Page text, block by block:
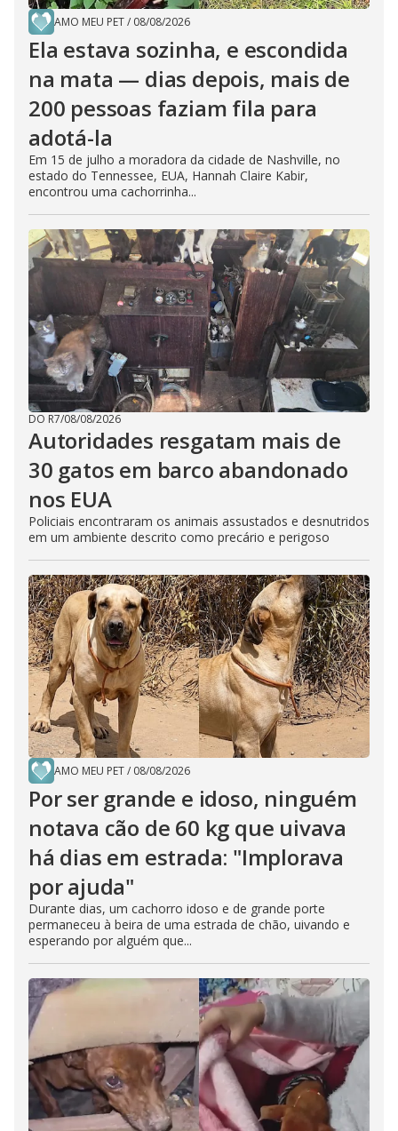
AMO MEU PET/ 08/08/2026
Ela estava sozinha, e escondida
na mata — dias depois, mais de
200 pessoas faziam fila para
adotá-la
Em 15 de julho a moradora da cidade de Nashville, no
estado do Tennessee, EUA, Hannah Claire Kabir,
encontrou uma cachorrinha...
DO R7/08/08/2026
Autoridades resgatam mais de
30 gatos em barco abandonado
nos EUA
Policiais encontraram os animais assustados e desnutridos
em um ambiente descrito como precário e perigoso
AMO MEU PET/ 08/08/2026
Por ser grande e idoso, ninguém
notava cão de 60 kg que uivava
há dias em estrada: "Implorava
por ajuda"
Durante dias, um cachorro idoso e de grande porte
permaneceu à beira de uma estrada de chão, uivando e
esperando por alguém que...